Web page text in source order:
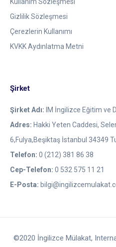
Gizlilik Sözleşmesi
Çerezlerin Kullanımı
KVKK Aydınlatma Metni
Şirket
Şirket Adı: IM İngilizce Eğitim ve
Adres: Hakki Yeten Caddesi,
6,Fulya,Beşiktaş İstanbul 34349
Telefon: 0 (212) 381 86 38
Cep-Telefon: 0 532 575 11 21
E-Posta:
©2020 İngilizce Mülakat,